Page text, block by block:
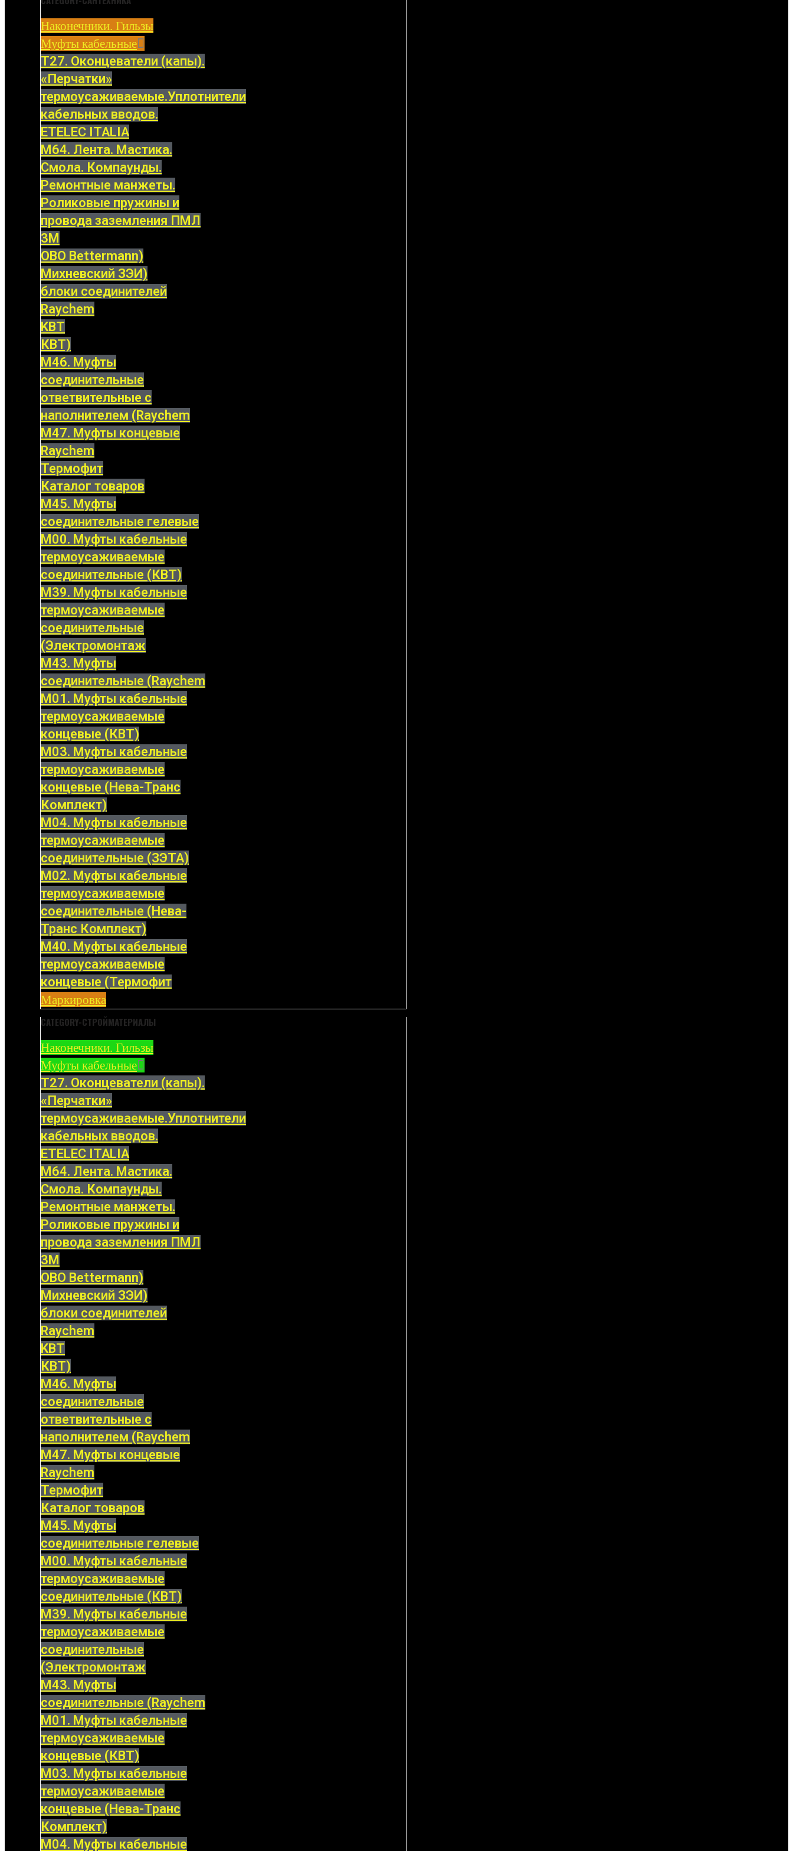
Наконечники. Гильзы
Муфты кабельные
Т27. Оконцеватели (капы).
«Перчатки»
термоусаживаемые.Уплотнители
кабельных вводов.
ETELEC ITALIA
М64. Лента. Мастика.
Смола. Компаунды.
Ремонтные манжеты.
Роликовые пружины и
провода заземления ПМЛ
3M
OBO Bettermann)
Михневский ЗЭИ)
блоки соединителей
Raychem
KBT
КВТ)
М46. Муфты
соединительные
ответвительные с
наполнителем (Raychem
М47. Муфты концевые
Raychem
Термофит
Каталог товаров
М45. Муфты
соединительные гелевые
М00. Муфты кабельные
термоусаживаемые
соединительные (КВТ)
М39. Муфты кабельные
термоусаживаемые
соединительные
(Электромонтаж
М43. Муфты
соединительные (Raychem
М01. Муфты кабельные
термоусаживаемые
концевые (КВТ)
М03. Муфты кабельные
термоусаживаемые
концевые (Нева-Транс
Комплект)
М04. Муфты кабельные
термоусаживаемые
соединительные (ЗЭТА)
М02. Муфты кабельные
термоусаживаемые
соединительные (Нева-
Транс Комплект)
М40. Муфты кабельные
термоусаживаемые
концевые (Термофит
Маркировка
CATEGORY-СТРОЙМАТЕРИАЛЫ
Наконечники. Гильзы
Муфты кабельные
Т27. Оконцеватели (капы).
«Перчатки»
термоусаживаемые.Уплотнители
кабельных вводов.
ETELEC ITALIA
М64. Лента. Мастика.
Смола. Компаунды.
Ремонтные манжеты.
Роликовые пружины и
провода заземления ПМЛ
3M
OBO Bettermann)
Михневский ЗЭИ)
блоки соединителей
Raychem
KBT
КВТ)
М46. Муфты
соединительные
ответвительные с
наполнителем (Raychem
М47. Муфты концевые
Raychem
Термофит
Каталог товаров
М45. Муфты
соединительные гелевые
М00. Муфты кабельные
термоусаживаемые
соединительные (КВТ)
М39. Муфты кабельные
термоусаживаемые
соединительные
(Электромонтаж
М43. Муфты
соединительные (Raychem
М01. Муфты кабельные
термоусаживаемые
концевые (КВТ)
М03. Муфты кабельные
термоусаживаемые
концевые (Нева-Транс
Комплект)
М04. Муфты кабельные